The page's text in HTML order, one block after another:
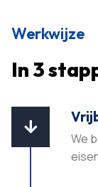
Werkwijze
In 3

We